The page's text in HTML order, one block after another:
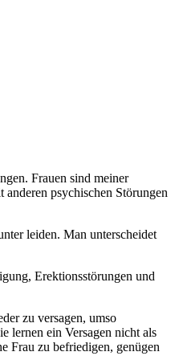
Frauen sind meiner
psychischen Störungen
leiden. Man unterscheidet
Erektionsstörungen und
zu versagen, umso
lernen ein Versagen nicht als
Frau zu befriedigen, genügen